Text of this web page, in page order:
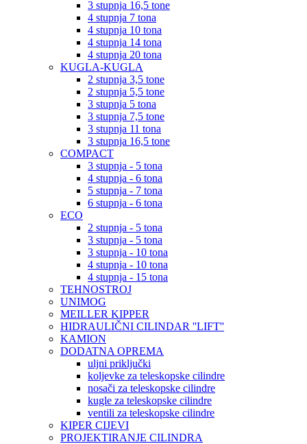
3 stupnja 16,5 tone
4 stupnja 7 tona
4 stupnja 10 tona
4 stupnja 14 tona
4 stupnja 20 tona
KUGLA-KUGLA
2 stupnja 3,5 tone
2 stupnja 5,5 tone
3 stupnja 5 tona
3 stupnja 7,5 tone
3 stupnja 11 tona
3 stupnja 16,5 tone
COMPACT
3 stupnja - 5 tona
4 stupnja - 6 tona
5 stupnja - 7 tona
6 stupnja - 6 tona
ECO
2 stupnja - 5 tona
3 stupnja - 5 tona
3 stupnja - 10 tona
4 stupnja - 10 tona
4 stupnja - 15 tona
TEHNOSTROJ
UNIMOG
MEILLER KIPPER
HIDRAULIČNI CILINDAR ''LIFT''
KAMION
DODATNA OPREMA
uljni priključki
koljevke za teleskopske cilindre
nosači za teleskopske cilindre
kugle za teleskopske cilindre
ventili za teleskopske cilindre
KIPER CIJEVI
PROJEKTIRANJE CILINDRA